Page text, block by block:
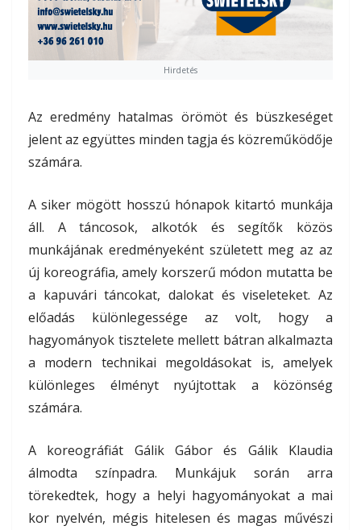
Hirdetés
Az eredmény hatalmas örömöt és büszkeséget
jelent az együttes minden tagja és közreműködője
számára.
A siker mögött hosszú hónapok kitartó munkája
áll. A táncosok, alkotók és segítők közös
munkájának eredményeként született meg az az
új koreográfia, amely korszerű módon mutatta be
a kapuvári táncokat, dalokat és viseleteket. Az
előadás különlegessége az volt, hogy a
hagyományok tisztelete mellett bátran alkalmazta
a modern technikai megoldásokat is, amelyek
különleges élményt nyújtottak a közönség
számára.
A koreográfiát Gálik Gábor és Gálik Klaudia
álmodta színpadra. Munkájuk során arra
törekedtek, hogy a helyi hagyományokat a mai
kor nyelvén, mégis hitelesen és magas művészi